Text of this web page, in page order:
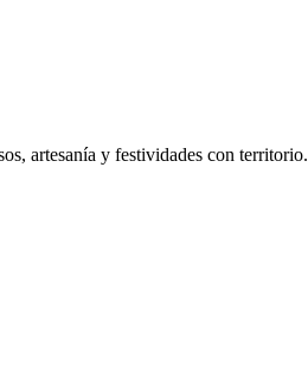
artesanía y festividades con territorio.